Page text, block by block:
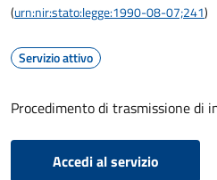
(urn:nir:stato:legge:1990-08-07;241)
Servizio attivo
Procedimento di trasmissione di
Accedi al servizio